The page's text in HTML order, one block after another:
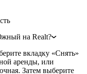
на Realt?
вкладку «Снять»
аренды, или
Затем выберите